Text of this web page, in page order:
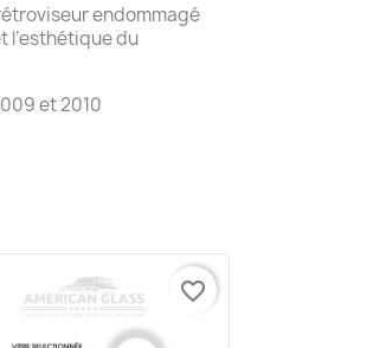
endommagé
l’esthétique du
et 2010
favorite_border